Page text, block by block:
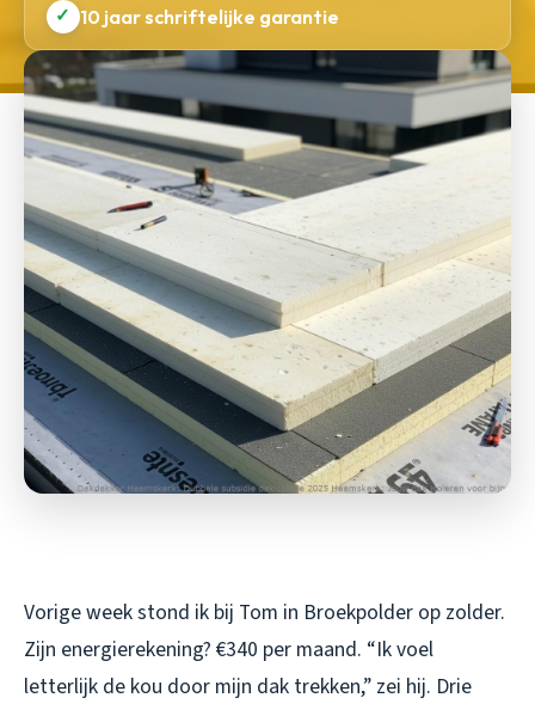
✓ 10 jaar schriftelijke garantie
Vorige week stond ik bij Tom in Broekpolder op zolder.
Zijn energierekening? €340 per maand. “Ik voel
letterlijk de kou door mijn dak trekken,” zei hij. Drie